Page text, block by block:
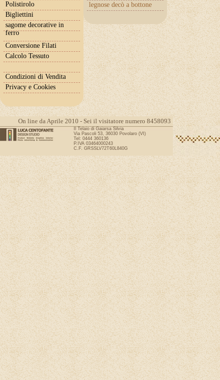
legnose decò a bottone
Polistirolo
Bigliettini
sagome decorative in
ferro
Conversione Filati
Calcolo Tessuto
Condizioni di Vendita
Privacy e Cookies
On line da Aprile 2010 - Sei il visitatore numero 8458093
Il Telaio di Gaiarsa Silvia
Via Pascoli 53, 36030 Povolaro (VI)
Tel: 0444 360136
P.IVA 03464000243
C.F. GRSSLV72T60L840G